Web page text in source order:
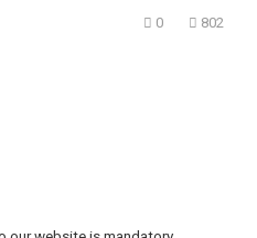
0 802